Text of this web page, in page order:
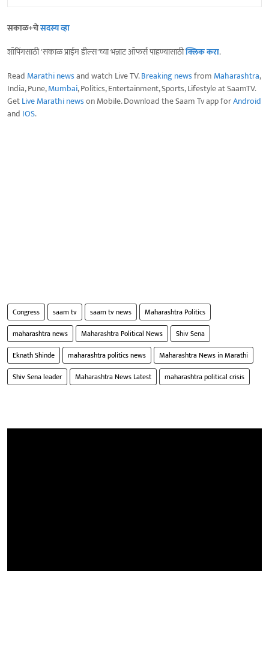
सकाळ+चेसदस्य व्हा
शॉपिंगसाठी 'सकाळ प्राईम डील्स'च्या भन्नाट ऑफर्स पाहण्यासाठीक्लिक करा.
Read Marathi newsand watch Live TV.Breaking newsfrom Maharashtra,
India, Pune,Mumbai, Politics, Entertainment, Sports, Lifestyle at SaamTV.
GetLive Marathi newson Mobile. Download the Saam Tv app forAndroid
and IOS.
Congress saam tv saam tv news
Maharashtra Politics
maharashtra news
Maharashtra Political News
Shiv Sena
Eknath Shinde
maharashtra politics news
Maharashtra News in Marathi
Shiv Sena leader
Maharashtra News Latest maharashtra political crisis